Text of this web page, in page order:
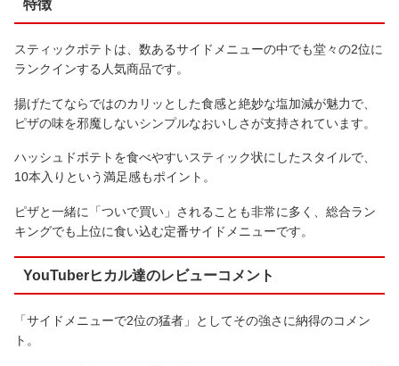
特徴
スティックポテトは、数あるサイドメニューの中でも堂々の2位に
ランクインする人気商品です。
揚げたてならではのカリッとした食感と絶妙な塩加減が魅力で、
ピザの味を邪魔しないシンプルなおいしさが支持されています。
ハッシュドポテトを食べやすいスティック状にしたスタイルで、
10本入りという満足感もポイント。
ピザと一緒に「ついで買い」されることも非常に多く、総合ラン
キングでも上位に食い込む定番サイドメニューです。
YouTuberヒカル達のレビューコメント
「サイドメニューで2位の猛者」としてその強さに納得のコメン
ト。